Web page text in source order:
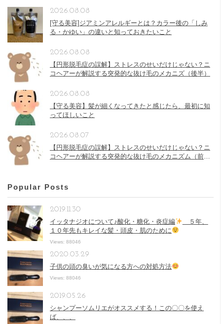
[守る美容]ジアミンアレルギーとは？カラー後の「しみ
る・かゆい」の違いと知っておきたいこと
2026.08.08
【円形脱毛症の誤解】ストレスのせいだけじゃない？ニ
コヘアーが解説する突発的な抜け毛のメカニズ（後半）
2026.08.08
【守る美容】髪が細くなってきたと感じたら、最初に知
ってほしいこと
2026.08.08
【円形脱毛症の誤解】ストレスのせいだけじゃない？ニ
コヘアーが解説する突発的な抜け毛のメカニズム（前
2026.08.07
Popular Posts
イッタナジオについて♪酸化・糖化・炎症編
５年、
１０年先もキレイな髪・頭皮・肌のために
2019.11.30
Views: 88046
子供の頭の臭いが気になる方への対処方法
2020.03.29
Views: 88046
シャンプーソムリエがオススメする！この〇〇を使え
ば、、、
2019.05.26